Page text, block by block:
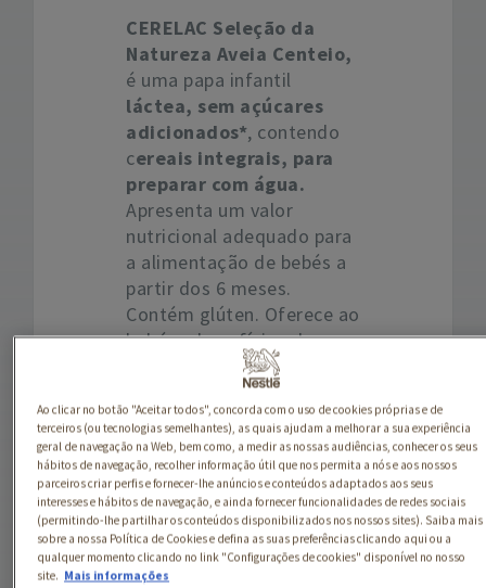
CERELAC Seleção da
Natureza Aveia Centeio,
é uma papa infantil
láctea, sem açúcares
adicionados*, contendo
cereais integrais, para
preparar com água.
Apresenta um valor
nutricional adequado para
a alimentação de bebés a
partir dos 6 meses.
Contém glúten. Oferece ao
bebé os benefícios dos
cereais integrais
fundamentais na
alimentação da pequena
barriguinha do bebé, e o
sabor suave daaveia
combinado com ocenteio.
Apresenta uma textura
caseira, que ajuda o bebé
na passagem para a
Ao clicar no botão "Aceitar todos", concorda com o uso de cookies próprias e de
terceiros (ou tecnologias semelhantes), as quais ajudam a melhorar a sua experiência
geral de navegação na Web, bem como, a medir as nossas audiências, conhecer os seus
hábitos de navegação, recolher informação útil que nos permita a nós e aos nossos
parceiros criar perfis e fornecer-lhe anúncios e conteúdos adaptados aos seus
interesses e hábitos de navegação, e ainda fornecer funcionalidades de redes sociais
(permitindo-lhe partilhar os conteúdos disponibilizados nos nossos sites). Saiba mais
sobre a nossa Política de Cookies e defina as suas preferências clicando aqui ou a
qualquer momento clicando no link "Configurações de cookies" disponível no nosso
site. Mais informações